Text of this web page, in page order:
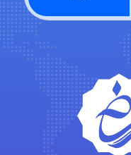
Kati
emami